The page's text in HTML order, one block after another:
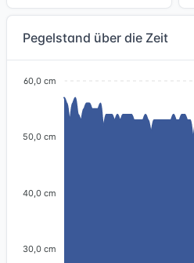
Pegelstand über die Zeit
60,0 cm
50,0 cm
40,0 cm
30,0 cm